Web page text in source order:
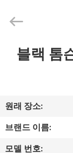
품
회
Plastic
Technology
블랙 톰
원래 장소:
브랜드 이름:
모델 번호: